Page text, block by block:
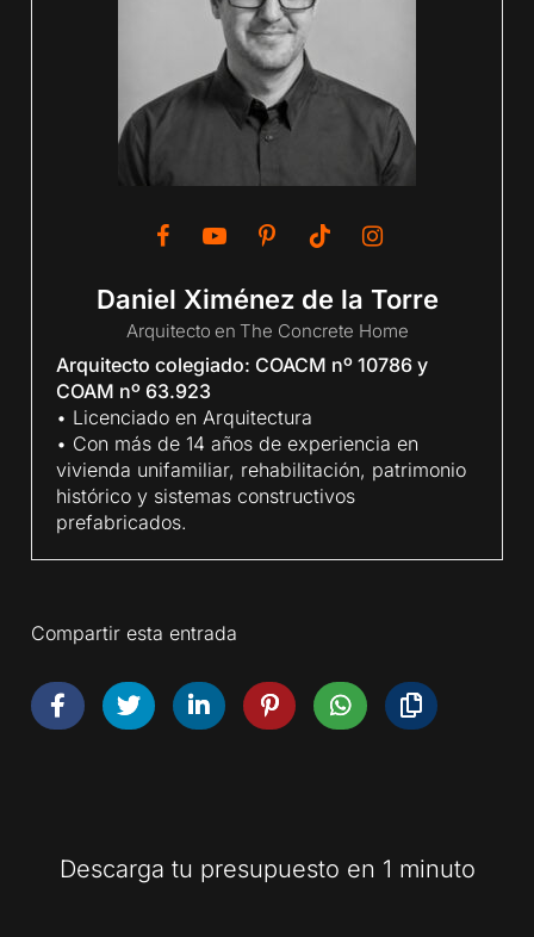
Daniel Ximénez de la Torre
Arquitecto en The Concrete Home
Arquitecto colegiado: COACM nº 10786 y
COAM nº 63.923
• Licenciado en Arquitectura
• Con más de 14 años de experiencia en
vivienda unifamiliar, rehabilitación, patrimonio
histórico y sistemas constructivos
prefabricados.
Compartir esta entrada
Descarga tu presupuesto en 1 minuto